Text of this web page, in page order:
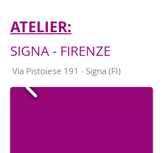
ATELIER:
SIGNA - FIRENZE
Via Pistoiese 191 - Signa (FI)